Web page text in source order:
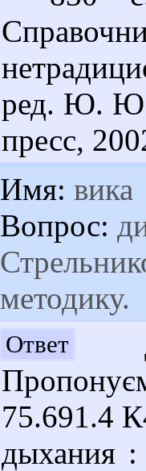
ред. Ю. Ю.
пресс,
Имя: вика
Вопрос:
методику.
Ответ
75.691.4
дыхания :